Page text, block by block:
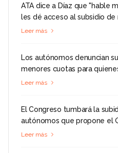
ATA dice a Díaz que "hable
les dé acceso al subsidio de
Leer más
Los autónomos denuncian
menores cuotas para
Leer más
El Congreso tumbará la
autónomos que propone el
Leer más